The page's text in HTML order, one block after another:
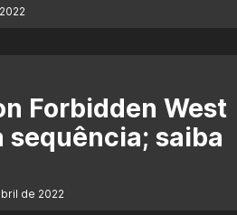
Forbidden West
sequência; saiba
de 2022